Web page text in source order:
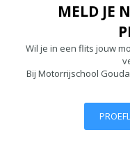
MELD JE
Wil je in een flits jouw
Bij Motorrijschool Gouda